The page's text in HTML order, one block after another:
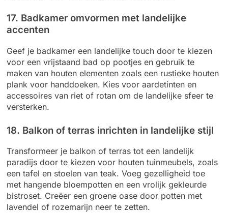
17. Badkamer omvormen met landelijke
accenten
Geef je badkamer een landelijke touch door te kiezen
voor een vrijstaand bad op pootjes en gebruik te
maken van houten elementen zoals een rustieke houten
plank voor handdoeken. Kies voor aardetinten en
accessoires van riet of rotan om de landelijke sfeer te
versterken.
18. Balkon of terras inrichten in landelijke stijl
Transformeer je balkon of terras tot een landelijk
paradijs door te kiezen voor houten tuinmeubels, zoals
een tafel en stoelen van teak. Voeg gezelligheid toe
met hangende bloempotten en een vrolijk gekleurde
bistroset. Creëer een groene oase door potten met
lavendel of rozemarijn neer te zetten.